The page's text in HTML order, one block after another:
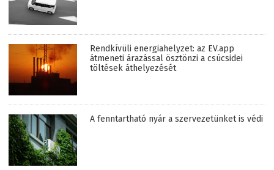
Rendkívüli energiahelyzet: az EV.app
átmeneti árazással ösztönzi a csúcsidei
töltések áthelyezését
A fenntartható nyár a szervezetünket is védi